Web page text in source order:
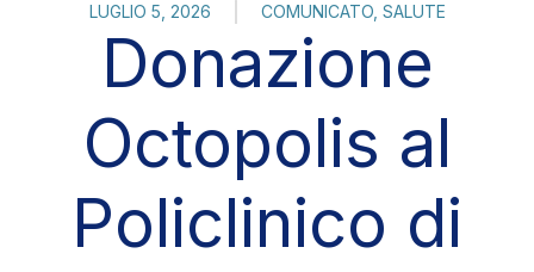
LUGLIO 5, 2026 COMUNICATO, SALUTE
Donazione
Octopolis al
Policlinico di